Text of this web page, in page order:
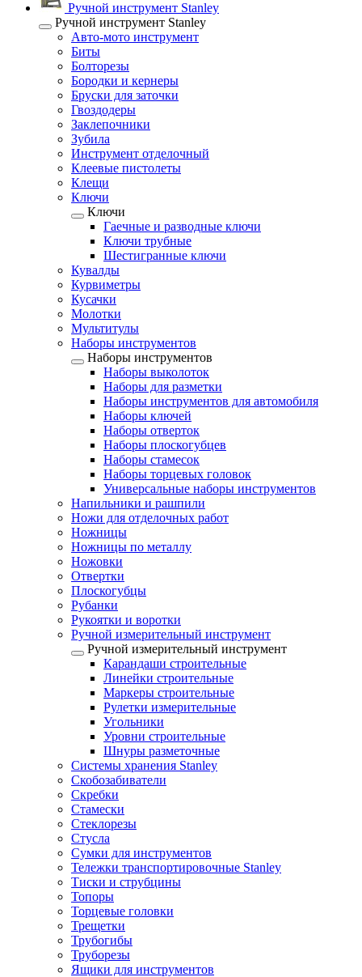
Ручной инструмент Stanley
Ручной инструмент Stanley
Авто-мото инструмент
Биты
Болторезы
Бородки и кернеры
Бруски для заточки
Гвоздодеры
Заклепочники
Зубила
Инструмент отделочный
Клеевые пистолеты
Клещи
Ключи
Ключи
Гаечные и разводные ключи
Ключи трубные
Шестигранные ключи
Кувалды
Курвиметры
Кусачки
Молотки
Мультитулы
Наборы инструментов
Наборы инструментов
Наборы выколоток
Наборы для разметки
Наборы инструментов для автомобиля
Наборы ключей
Наборы отверток
Наборы плоскогубцев
Наборы стамесок
Наборы торцевых головок
Универсальные наборы инструментов
Напильники и рашпили
Ножи для отделочных работ
Ножницы
Ножницы по металлу
Ножовки
Отвертки
Плоскогубцы
Рубанки
Рукоятки и воротки
Ручной измерительный инструмент
Ручной измерительный инструмент
Карандаши строительные
Линейки строительные
Маркеры строительные
Рулетки измерительные
Угольники
Уровни строительные
Шнуры разметочные
Системы хранения Stanley
Скобозабиватели
Скребки
Стамески
Стеклорезы
Стусла
Сумки для инструментов
Тележки транспортировочные Stanley
Тиски и струбцины
Топоры
Торцевые головки
Трещетки
Трубогибы
Труборезы
Ящики для инструментов